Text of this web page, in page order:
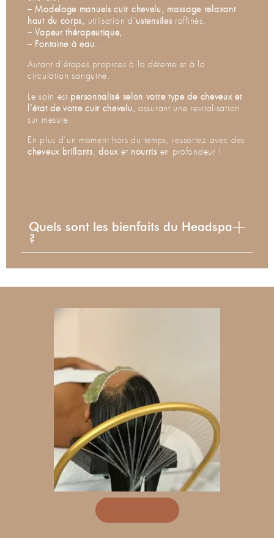
–Modelage manuels cuir chevelu, massage relaxant
haut du corps, utilisation d’ustensilesraffinés,
–Vapeur thérapeutique,
– Fontaine à eau…
Autant d’étapes propices à la détente et à la
circulation sanguine.
Le soin est personnalisé selon votre type de cheveux et
l’état de votre cuir chevelu, assurant une revitalisation
sur mesure.
En plus d’un moment hors du temps, ressortez avec des
cheveux brillants,doux et nourrisen profondeur !
Quels sont les bienfaits du Headspa
?